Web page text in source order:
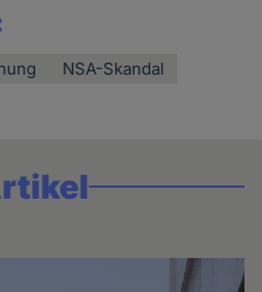
NSA-Skandal